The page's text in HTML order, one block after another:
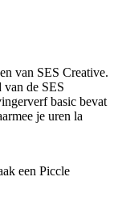
van SES Creative.
de SES
basic bevat
je uren la
een Piccle